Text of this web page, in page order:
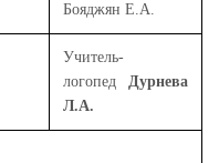
Бояджян Е.А.
Учитель-
логопед Дурнева
Л.А.